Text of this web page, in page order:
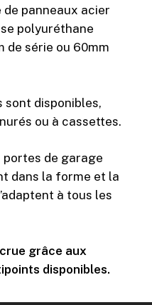
de panneaux acier
polyuréthane
de série ou 60mm
sont disponibles,
ou à cassettes.
portes de garage
dans la forme et la
à tous les
grâce aux
disponibles.